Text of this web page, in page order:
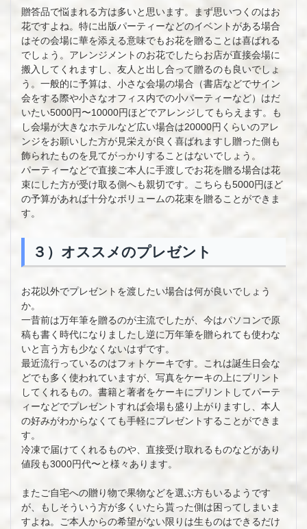
贈答品で悩まれる方は多いと思います。まず思いつくのはお
花ですよね。特に出版パーティーなどのイベントがある場合
はその会場に華を添える意味でもお花を贈ることは喜ばれる
でしょう。アレンジメントのお花でしたらお店が直接会場に
搬入してくれますし、友人と出し合って贈るのも良いでしょ
う。一般的に予算は、小さな会場の場合（書店などでサイン
会をする際や小さなオフィス内での小パーティーなど）はだ
いたい5000円〜10000円ほどでアレンジしてもらえます。も
し会場が大きなホテルなど広い場合は20000円くらいのアレ
ンジをお願いした方が見栄えが良く喜ばれますし贈った側も
飾られたものを見てがっかりすることはないでしょう。
パーティーなどで直接ご本人に手渡しでお花を贈る場合は花
束にした方が受け取る側へも親切です。こちらも5000円ほど
の予算があれば十分なボリュームの花束を贈ることができま
す。
３）オススメのプレゼント
お花以外でプレゼントを渡したい場合は何が良いでしょう
か。
一昔前は万年筆を贈るのが主流でしたが、今はパソコンで原
稿も書く時代になりましたし逆に万年筆を贈られても使わな
いと言う方も少なくないはずです。
最近流行っているのはフォトケーキです。これは誕生日会な
どでも多く使われていますが、写真をケーキの上にプリント
してくれるもの。書籍と著者をケーキにプリントしてパーテ
ィーなどでプレゼントすれば会場も盛り上がりますし、本人
の好みがわからなくても手軽にプレゼントすることができま
す。
冷凍で届けてくれるものや、直接受け取れるものなどがあり
値段も3000円代〜と様々あります。
またご自宅への贈り物で果物などを選ぶ方もいるようです
が、もしそういう方が多くいたら貰った側は困ってしまいま
すよね。ご本人からの希望がない限りは生ものはできるだけ